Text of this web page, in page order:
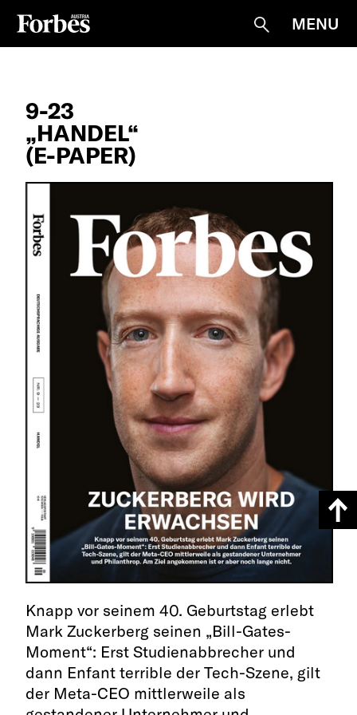
Suche
MENU
9-23
„HANDEL“
(E-PAPER)
Knapp vor seinem 40. Geburtstag erlebt
Mark Zuckerberg seinen „Bill-Gates-
Moment“: Erst Studienabbrecher und
dann Enfant terrible der Tech-Szene, gilt
der Meta-CEO mittlerweile als